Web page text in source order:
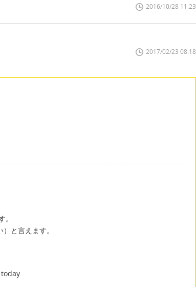
2016/10/28 11:23
2017/02/23 08:18
と言えます。